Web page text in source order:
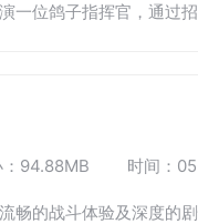
一位鸽子指挥官，通过
：94.88MB 时间：
畅的战斗体验及深度的